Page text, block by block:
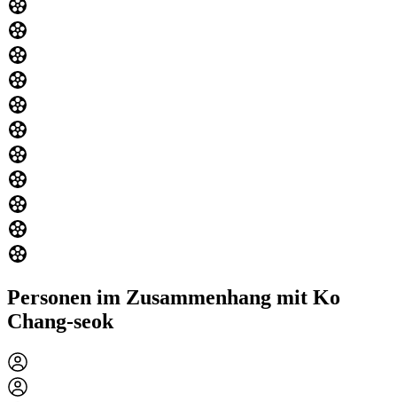
Personen im Zusammenhang mit Ko
Chang-seok